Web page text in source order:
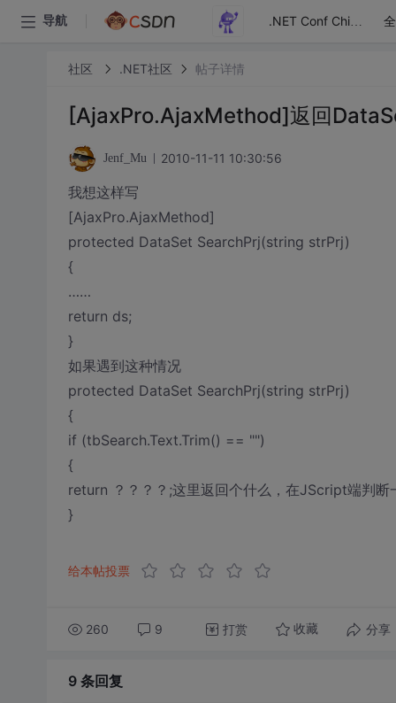
导航 .NET Conf China
社区 .NET社区 帖子详情
[AjaxPro.AjaxMethod]返回
Jenf_Mu 2010-11-11 10:30:56
我想这样写
[AjaxPro.AjaxMethod]
protected DataSet SearchPrj(string strPrj)
{
……
return ds;
}
如果遇到这种情况
protected DataSet SearchPrj(string strPrj)
{
if (tbSearch.Text.Trim() == "")
{
return ？？？？;这里返回个什么，在JScript端判断
}
给本帖投票
260 9 打赏 收藏 分享
9 条回复